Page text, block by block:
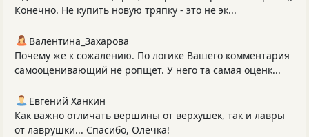
Конечно. Не купить новую тряпку - это не эк...
Валентина_Захарова
Почему же к сожалению. По логике Вашего комментария
самооценивающий не ропщет. У него та самая оценк...
Евгений Ханкин
Как важно отличать вершины от верхушек, так и лавры
от лаврушки... Спасибо, Олечка!